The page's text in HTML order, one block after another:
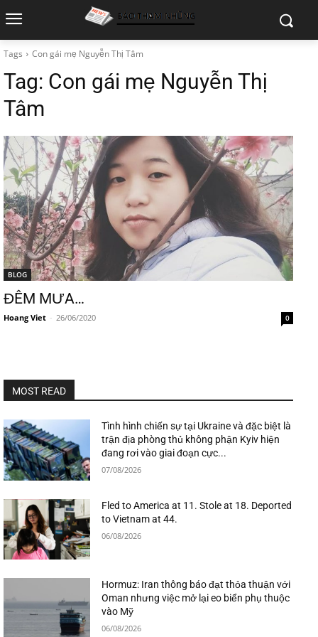
Tags Con gái mẹ Nguyễn Thị Tâm
Tag: Con gái mẹ Nguyễn Thị
Tâm
BLOG
ĐÊM MƯA…
Hoang Viet - 26/06/2020 0
MOST READ
Tình hình chiến sự tại Ukraine và đặc biệt là
trận địa phòng thủ không phận Kyiv hiện
đang rơi vào giai đoạn cực...
07/08/2026
Fled to America at 11. Stole at 18. Deported
to Vietnam at 44.
06/08/2026
Hormuz: Iran thông báo đạt thỏa thuận với
Oman nhưng việc mở lại eo biển phụ thuộc
vào Mỹ
06/08/2026